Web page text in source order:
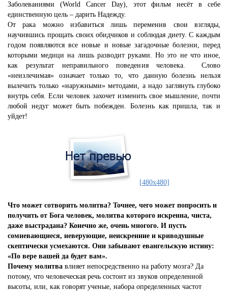
Заболеваниями (World Cancer Day), этот фильм несёт в себе
единственную цель – дарить Надежду.
От рака можно избавиться лишь переменив свои взгляды,
научившись прощать своих обидчиков и соблюдая диету. С каждым
годом появляются все новые и новые загадочные болезни, перед
которыми медици на лишь разводит руками. Но это не что иное,
как результат неправильного поведения человека. Слово
«неизлечимая» означает только то, что данную болезнь нельзя
вылечить только «наружными» методами, а надо заглянуть глубоко
внутрь себя. Если человек захочет изменить свое мышление, почти
любой недуг может быть побежден. Болезнь как пришла, так и
уйдет!
[480x480]
Что может сотворить молитва? Точнее, чего может попросить и
получить от Бога человек, молитва которого искренна, чиста,
даже выстрадана? Конечно же, очень многого. И пусть
сомневающиеся, неверующие, неискренние и криводушные
скептически усмехаются. Они забывают евангельскую истину:
«По вере вашей да будет вам».
Почему молитва влияет непосредственно на работу мозга? Да
потому, что человеческая речь состоит из звуков определенной
высоты, или, как говорят ученые, набора определенных частот